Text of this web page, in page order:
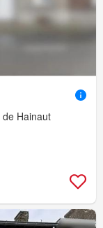
Hainaut